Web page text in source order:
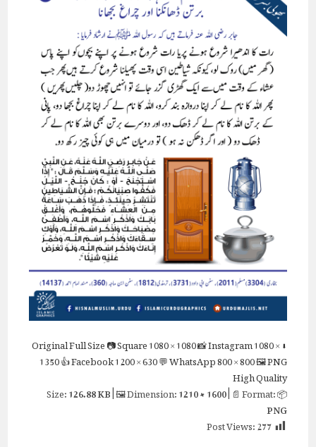
⬇ Original
Full Size📷 Square1080 × 1080📸 Instagram1080 ×
1350👍 Facebook1200 × 630💬 WhatsApp800 × 800🖼 PNG
High Quality
📦 Size:
126.88 KB| 🖼 Dimension:1210 × 1600| 📄 Format:
PNG
Post Views:277